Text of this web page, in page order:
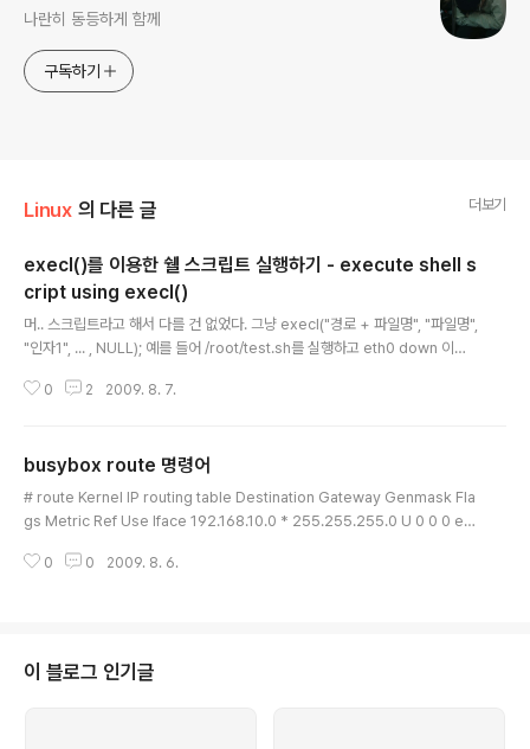
나란히 동등하게 함께
구독하기
Linux 의 다른 글 더보기
execl()를 이용한 쉘 스크립트 실행하기 - execute shell s
cript using execl()
머.. 스크립트라고 해서 다를 건 없었다. 그냥 execl("경로 + 파일명", "파일명",
"인자1", ... , NULL); 예를 들어 /root/test.sh를 실행하고 eth0 down 이라
NULL); 이렇게 하면된다. 참 쉽죠잉? [링크 : http://www.gnu.org/softwar
ec.html]
0 2 2009. 8. 7.
busybox route 명령어
# route Kernel IP routing table Destination Gateway Genmask Fla
gs Metric Ref Use Iface 192.168.10.0 * 255.255.255.0 U 0 0 0 eth
이블에 추가/삭제를 하는데 사용된다. 일단 눈에 들어 오는것은 Flags로 U / U
0 0 2009. 8. 6.
이 블로그 인기글